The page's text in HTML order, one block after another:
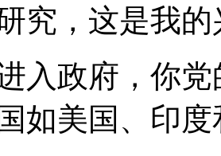
究，这是我的
入政府，你
如美国、印